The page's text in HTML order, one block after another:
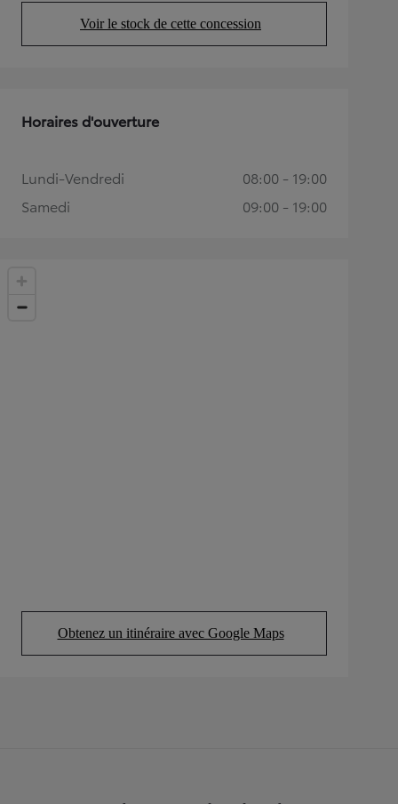
Voir le stock de cette concession
(Opens in new tab)
Obtenez un itinéraire avec Google Maps
(Opens in new tab)
Horaires d'ouverture
Lundi-Vendredi
08:00 - 19:00
Samedi
09:00 - 19:00